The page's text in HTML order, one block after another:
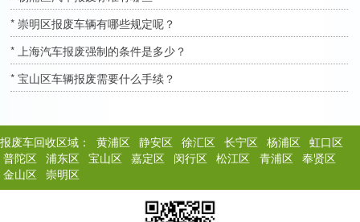
* 崇明区报废车辆有哪些规定呢？
* 上海汽车报废强制的条件是多少？
* 宝山区车辆报废需要什么手续？
报废车回收区域： 黄浦区 静安区 徐汇区 长宁区 杨浦区 虹口区
普陀区 浦东区 宝山区 嘉定区 闵行区 松江区 青浦区 奉贤区
金山区 崇明区